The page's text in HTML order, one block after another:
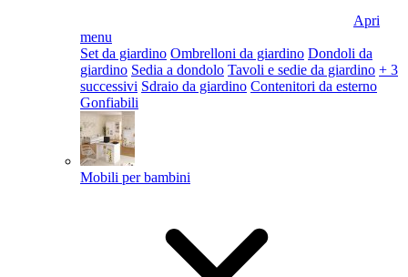
Apri
menu
Set da giardino Ombrelloni da giardino Dondoli da
giardino Sedia a dondolo Tavoli e sedie da giardino + 3
successivi Sdraio da giardino Contenitori da esterno
Gonfiabili
Mobili per bambini